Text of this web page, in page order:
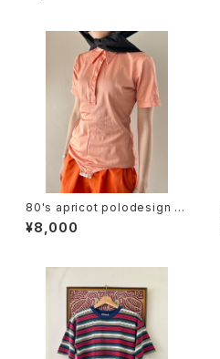
80's apricot polodesign S/
S bodysuit
¥8,000